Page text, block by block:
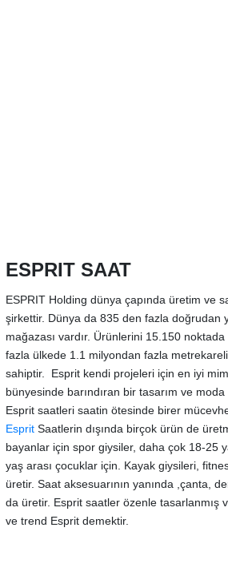
ESPRIT SAAT
ESPRIT Holding dünya çapında üretim ve
şirkettir. Dünya da 835 den fazla doğrudan
mağazası vardır. Ürünlerini 15.150
fazla ülkede 1.1 milyondan fazla
sahiptir. Esprit kendi projeleri için en iyi
bünyesinde barındıran bir tasarım ve
Esprit saatleri saatin ötesinde birer
Esprit Saatlerin dışında birçok ürün de
bayanlar için spor giysiler, daha çok 18-25
yaş arası çocuklar için. Kayak giysileri,
üretir. Saat aksesuarının yanında ,çanta,
da üretir. Esprit saatler özenle tasarlanmış
ve trend Esprit demektir.